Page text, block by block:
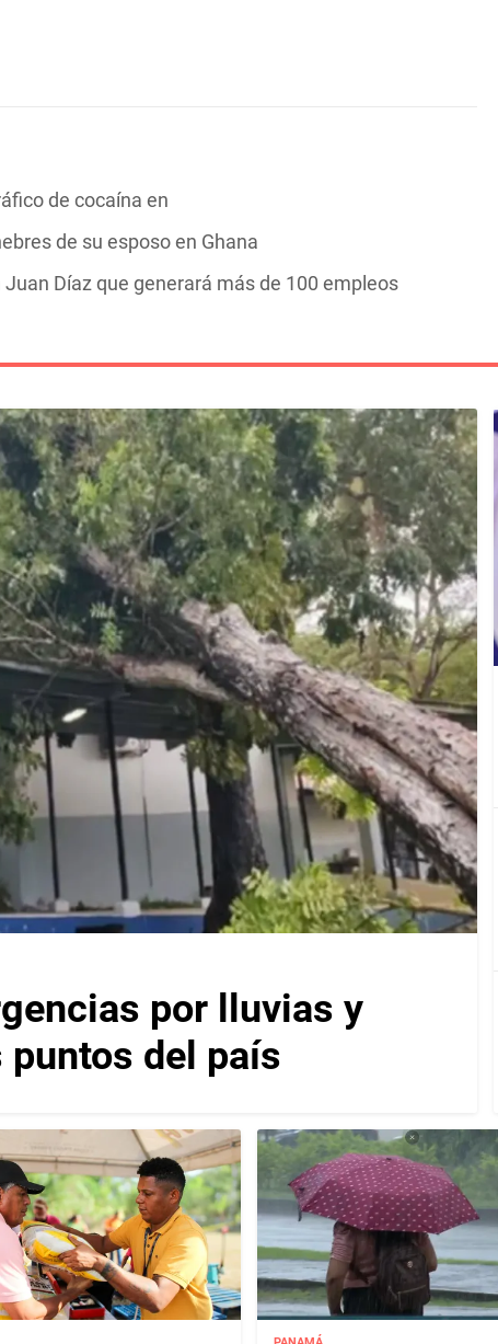
de cocaína en
de su esposo en Ghana
Díaz que generará más de 100 empleos
por lluvias y
del país